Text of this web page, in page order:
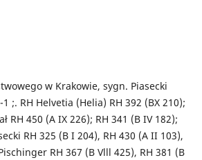
w Krakowie, sygn. Piasecki
;. RH Helvetia (Helia) RH 392 (BX 210);
RH 450 (A IX 226); RH 341 (B IV 182);
RH 325 (B I 204), RH 430 (A II 103),
RH 367 (B Vlll 425), RH 381 (B